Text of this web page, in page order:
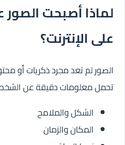
لماذا أصبحت
على الإنترنت؟
الصور لم تعد مجرد ذكريات أو
تحمل معلومات دقيقة عن
الشكل والملامح
المكان والزمان